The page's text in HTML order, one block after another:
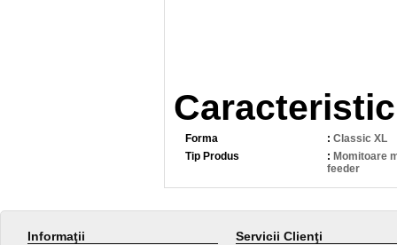
Forma : Classic XL
Tip Produs
: Momitoare
feeder
Informaţii Servicii Clienţi